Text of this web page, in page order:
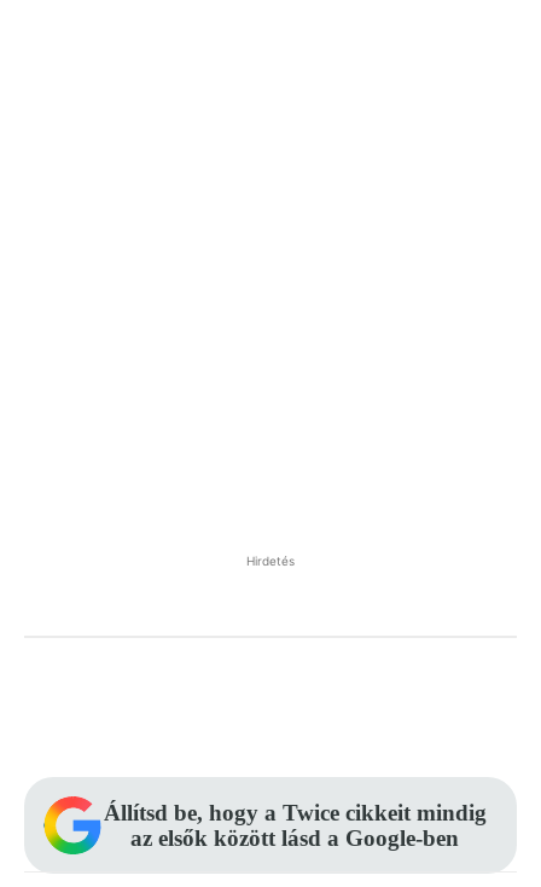
Hirdetés
Állítsd be, hogy a Twice cikkeit mindig
az elsők között lásd a Google-ben